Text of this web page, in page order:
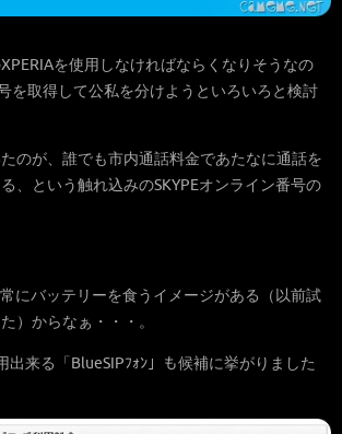
を使用しなければならくなりそうなの
を取得して公私を分けようといろいろと検討
のが、誰でも市内通話料金であたなに通話を
、という触れ込みのSKYPEオンライン番号の
にバッテリーを食うイメージがある（以前試
）からなぁ・・・。
出来る「BlueSIPﾌｫﾝ」も候補に挙がりました